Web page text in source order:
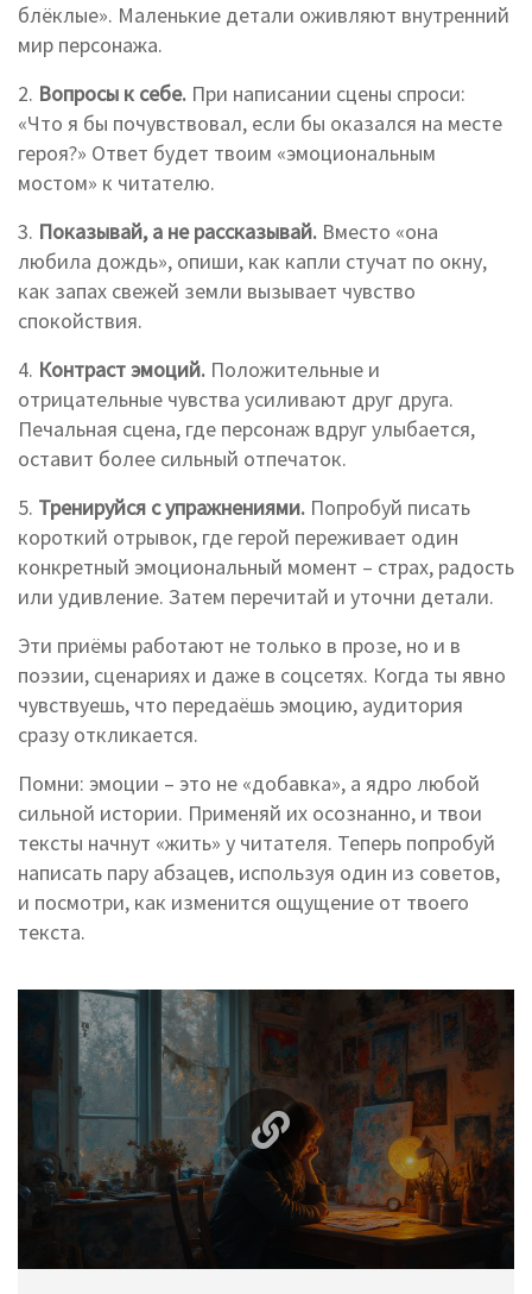
блёклые». Маленькие детали оживляют внутренний
мир персонажа.
2. Вопросы к себе. При написании сцены спроси:
«Что я бы почувствовал, если бы оказался на месте
героя?» Ответ будет твоим «эмоциональным
мостом» к читателю.
3. Показывай, а не рассказывай. Вместо «она
любила дождь», опиши, как капли стучат по окну,
как запах свежей земли вызывает чувство
спокойствия.
4. Контраст эмоций. Положительные и
отрицательные чувства усиливают друг друга.
Печальная сцена, где персонаж вдруг улыбается,
оставит более сильный отпечаток.
5. Тренируйся с упражнениями. Попробуй писать
короткий отрывок, где герой переживает один
конкретный эмоци­ональный момент – страх, радость
или удивление. Затем перечитай и уточни детали.
Эти приёмы работают не только в прозе, но и в
поэзии, сценариях и даже в соцсетях. Когда ты явно
чувствуешь, что передаёшь эмоцию, аудитория
сразу откликается.
Помни: эмоции – это не «добавка», а ядро любой
сильной истории. Применяй их осознанно, и твои
тексты начнут «жить» у читателя. Теперь попробуй
написать пару абзацев, используя один из советов,
и посмотри, как изменится ощущение от твоего
текста.